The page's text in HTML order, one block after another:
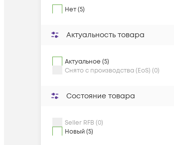
Нет (5)
Актуальность товара
Актуальное (5)
Снято с производства (EoS) (0)
Состояние товара
Seller RFB (0)
Новый (5)